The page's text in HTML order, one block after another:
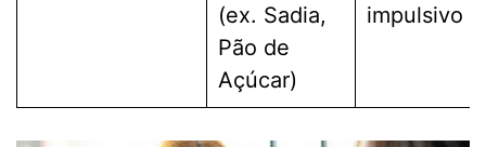
(ex. Sadia,
Pão de
Açúcar)
impulsivo